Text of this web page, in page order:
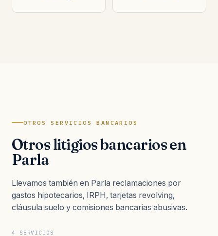
OTROS SERVICIOS BANCARIOS
Otros litigios bancarios en
Parla
Llevamos también en Parla reclamaciones por
gastos hipotecarios, IRPH, tarjetas revolving,
cláusula suelo y comisiones bancarias abusivas.
4 SERVICIOS